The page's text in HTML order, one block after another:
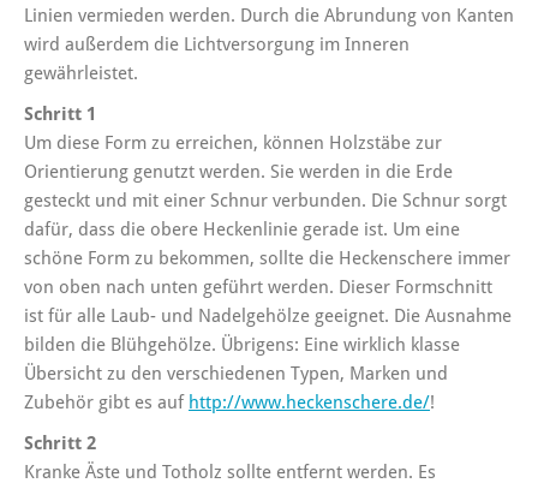
Linien vermieden werden. Durch die Abrundung von Kanten
wird außerdem die Lichtversorgung im Inneren
gewährleistet.
Schritt 1
Um diese Form zu erreichen, können Holzstäbe zur
Orientierung genutzt werden. Sie werden in die Erde
gesteckt und mit einer Schnur verbunden. Die Schnur sorgt
dafür, dass die obere Heckenlinie gerade ist. Um eine
schöne Form zu bekommen, sollte die Heckenschere immer
von oben nach unten geführt werden. Dieser Formschnitt
ist für alle Laub- und Nadelgehölze geeignet. Die Ausnahme
bilden die Blühgehölze. Übrigens: Eine wirklich klasse
Übersicht zu den verschiedenen Typen, Marken und
Zubehör gibt es auf http://www.heckenschere.de/!
Schritt 2
Kranke Äste und Totholz sollte entfernt werden. Es